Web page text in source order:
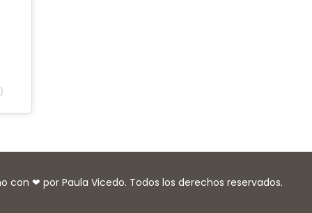
con ❤ por Paula Vicedo. Todos los derechos reservados.